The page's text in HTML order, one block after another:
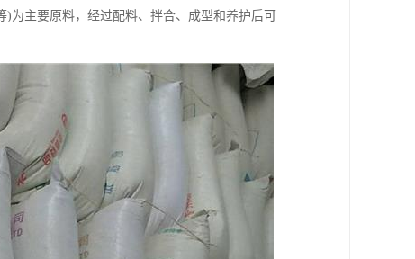
主要原料，经过配料、拌合、成型和养护后可